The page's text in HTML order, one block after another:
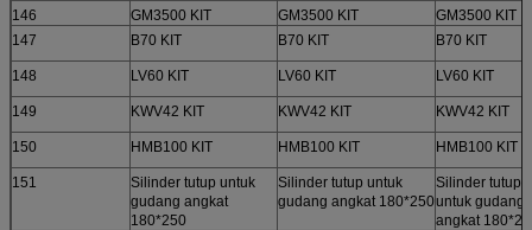
146
GM3500 KIT GM3500 KIT
GM3500 KIT
147
B70 KIT B70 KIT B70 KIT
148 LV60 KIT LV60 KIT LV60 KIT
149 KWV42 KIT KWV42 KIT KWV42 KIT
150 HMB100 KIT HMB100 KIT HMB100 KIT
151
Silinder tutup untuk
gudang angkat
180*250
Silinder tutup untuk
gudang angkat 180*250
Silinder tutup
untuk gudang
angkat